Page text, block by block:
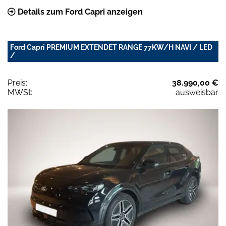
Details zum Ford Capri anzeigen
Ford Capri PREMIUM EXTENDET RANGE 77KW/H NAVI / LED
/
Preis:
38.990,00 €
MWSt:
ausweisbar